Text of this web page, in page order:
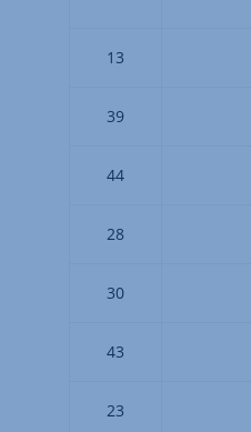
13
39
44
28
30
43
23